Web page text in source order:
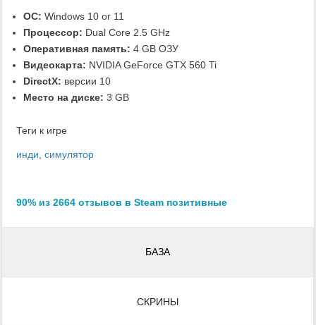
ОС: Windows 10 or 11
Процессор: Dual Core 2.5 GHz
Оперативная память: 4 GB ОЗУ
Видеокарта: NVIDIA GeForce GTX 560 Ti
DirectX: версии 10
Место на диске: 3 GB
Теги к игре
инди, симулятор
90% из 2664 отзывов в Steam позитивные
БАЗА
СКРИНЫ